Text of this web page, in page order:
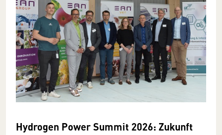
Hydrogen Power Summit 2026: Zukunft